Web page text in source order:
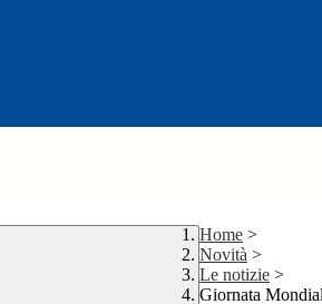
Home >
Novità >
Le notizie >
Giornata